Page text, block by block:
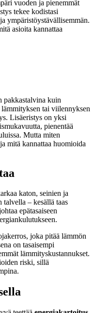
vuoden ja pienemmät
tekee kodistasi
ympäristöystävällisemmän.
asioita kannattaa
pakkastalvina kuin
tai viilennyksen
Lisäeristys on yksi
pienentää
Mutta miten
mitä kannattaa huomioida
katon, seinien ja
talvella – kesällä taas
epätasaiseen
joka pitää lämmön
on tasaisempi
lämmityskustannukset.
riski, sillä